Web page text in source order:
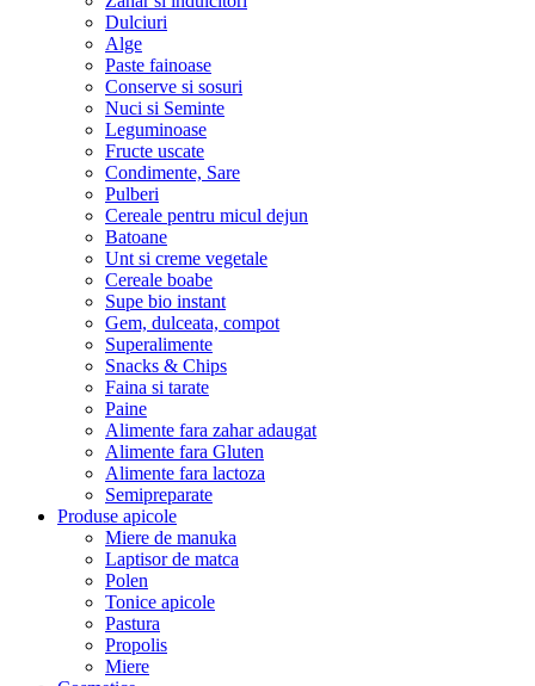
Dulciuri
Alge
Paste fainoase
Conserve si sosuri
Nuci si Seminte
Leguminoase
Fructe uscate
Condimente, Sare
Pulberi
Cereale pentru micul dejun
Batoane
Unt si creme vegetale
Cereale boabe
Supe bio instant
Gem, dulceata, compot
Superalimente
Snacks & Chips
Faina si tarate
Paine
Alimente fara zahar adaugat
Alimente fara Gluten
Alimente fara lactoza
Semipreparate
Produse apicole
Miere de manuka
Laptisor de matca
Polen
Tonice apicole
Pastura
Propolis
Miere